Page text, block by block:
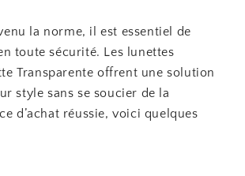
la norme, il est essentiel de
toute sécurité. Les lunettes
Transparente offrent une solution
style sans se soucier de la
d’achat réussie, voici quelques